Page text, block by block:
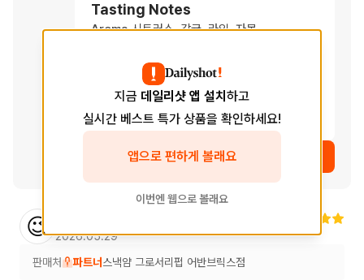
Tasting Notes
Aroma 시트러스, 감귤, 라임, 자몽
청사과, 배, 사과, 미네랄리티
Finish
여운
꿀, 복숭아, 오크
상품 보러가기
😉 2026.05.29
판매처 파트너 스낵얌 그로서리펍 어반브릭스점
지금 데일리샷 앱 설치 하고
실시간 베스트 특가 상품을 확인하세요!
앱으로 편하게 볼래요
이번엔 웹으로 볼래요